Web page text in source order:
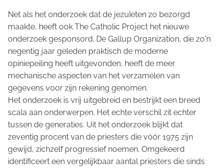
Net als het onderzoek dat de jezuïeten zo bezorgd
maakte, heeft ook The Catholic Project het nieuwe
onderzoek gesponsord. De Gallup Organization, die zo'n
negentig jaar geleden praktisch de moderne
opiniepeiling heeft uitgevonden, heeft de meer
mechanische aspecten van het verzamelen van
gegevens voor zijn rekening genomen.
Het onderzoek is vrij uitgebreid en bestrijkt een breed
scala aan onderwerpen. Het echte verschil zit echter
tussen de generaties. Uit het onderzoek blijkt dat
zeventig procent van de priesters die vóór 1975 zijn
gewijd, zichzelf progressief noemen. Omgekeerd
identificeert een vergelijkbaar aantal priesters die sinds